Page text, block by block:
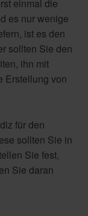
einmal die
es nur wenige
ist es den
sollten Sie den
ihn mit
Erstellung von
für den
sollten Sie in
Sie fest,
Sie daran